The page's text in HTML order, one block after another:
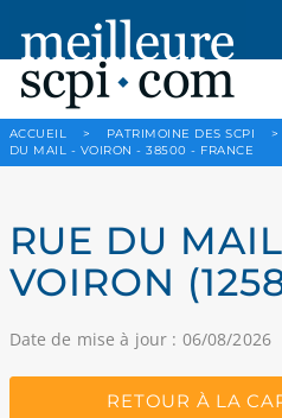
ACCUEIL > PATRIMOINE DES SCPI >
DU MAIL - VOIRON - 38500 - FRANCE
RUE DU
VOIRON
Date de mise à jour : 06/08/2026
RETOUR À LA